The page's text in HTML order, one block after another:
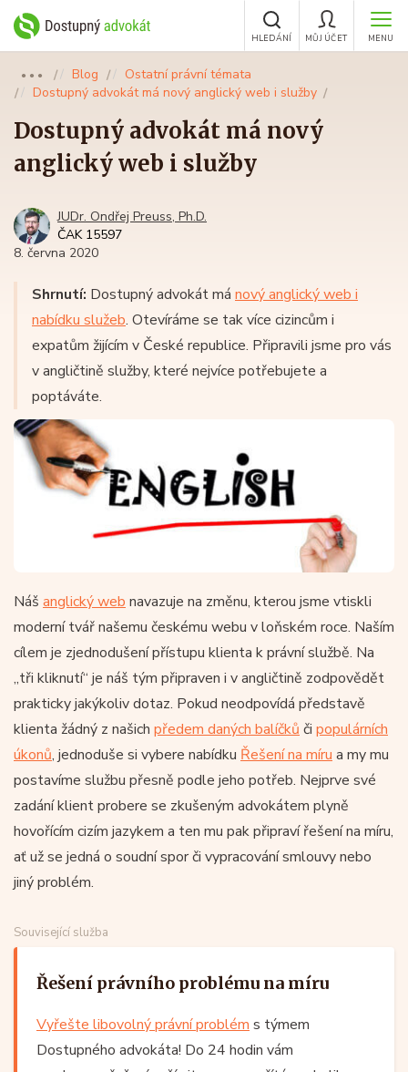
MENU
MŮJ ÚČET
HLEDÁNÍ
●●● Blog
Ostatní právní témata
Dostupný advokát má nový anglický web i služby
Dostupný advokát má nový
anglický web i služby
JUDr. Ondřej Preuss, Ph.D.
ČAK 15597
8. června 2020
Shrnutí: Dostupný advokát má nový anglický web i
nabídku služeb. Otevíráme se tak více cizincům i
expatům žijícím v České republice. Připravili jsme pro vás
v angličtině služby, které nejvíce potřebujete a
poptáváte.
Náš anglický web navazuje na změnu, kterou jsme vtiskli
moderní tvář našemu českému webu v loňském roce. Naším
cílem je zjednodušení přístupu klienta k právní službě. Na
„tři kliknutí“ je náš tým připraven i v angličtině zodpovědět
prakticky jakýkoliv dotaz. Pokud neodpovídá představě
klienta žádný z našich předem daných balíčků či populárních
úkonů, jednoduše si vybere nabídku Řešení na míru a my mu
postavíme službu přesně podle jeho potřeb. Nejprve své
zadání klient probere se zkušeným advokátem plyně
hovořícím cizím jazykem a ten mu pak připraví řešení na míru,
ať už se jedná o soudní spor či vypracování smlouvy nebo
jiný problém.
Související služba
Řešení právního problému na míru
Vyřešte libovolný právní problém s týmem
Dostupného advokáta! Do 24 hodin vám